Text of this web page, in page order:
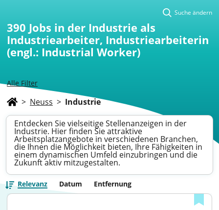
Alle Filter
Suche ändern
390 Jobs in der Industrie als
Industriearbeiter, Industriearbeiterin
(engl.: Industrial Worker)
> Neuss > Industrie
Entdecken Sie vielseitige Stellenanzeigen in der
Industrie. Hier finden Sie attraktive
Arbeitsplatzangebote in verschiedenen Branchen,
die Ihnen die Möglichkeit bieten, Ihre Fähigkeiten in
einem dynamischen Umfeld einzubringen und die
Zukunft aktiv mitzugestalten.
Relevanz Datum Entfernung